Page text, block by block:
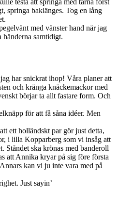
springa baklänges. Tog en lång
med vänster hand när jag
händerna samtidigt.
har snickrat ihop! Våra planer att
och kränga knäckemackor med
börjar ta allt fastare form. Och
för att få såna idéer. Men
ett holländskt par gör just detta,
i lilla Kopparberg som vi insåg att
Ståndet ska krönas med banderoll
att Annika kryar på sig före första
kan vi ju inte vara med på
Just sayin’